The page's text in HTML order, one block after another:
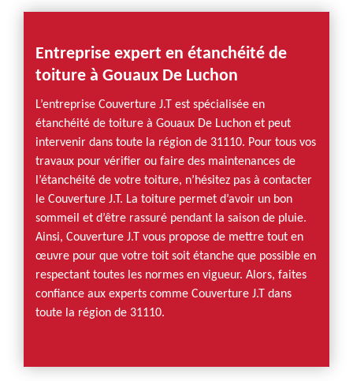
Entreprise expert en étanchéité de
toiture à Gouaux De Luchon
L’entreprise Couverture J.T est spécialisée en
étanchéité de toiture à Gouaux De Luchon et peut
intervenir dans toute la région de 31110. Pour tous vos
travaux pour vérifier ou faire des maintenances de
l’étanchéité de votre toiture, n’hésitez pas à contacter
le Couverture J.T. La toiture permet d’avoir un bon
sommeil et d’être rassuré pendant la saison de pluie.
Ainsi, Couverture J.T vous propose de mettre tout en
œuvre pour que votre toit soit étanche que possible en
respectant toutes les normes en vigueur. Alors, faites
confiance aux experts comme Couverture J.T dans
toute la région de 31110.